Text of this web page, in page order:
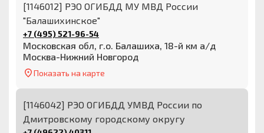
[1146012] РЭО ОГИБДД МУ МВД России
"Балашихинское"
+7 (495) 521-96-54
Московская обл, г.о. Балашиха, 18-й км а/д
Москва-Нижний Новгород
Показать на карте
[1146042] РЭО ОГИБДД УМВД России по
Дмитровскому городскому округу